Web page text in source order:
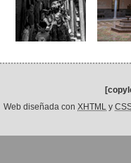
Web diseñada con XHTML y